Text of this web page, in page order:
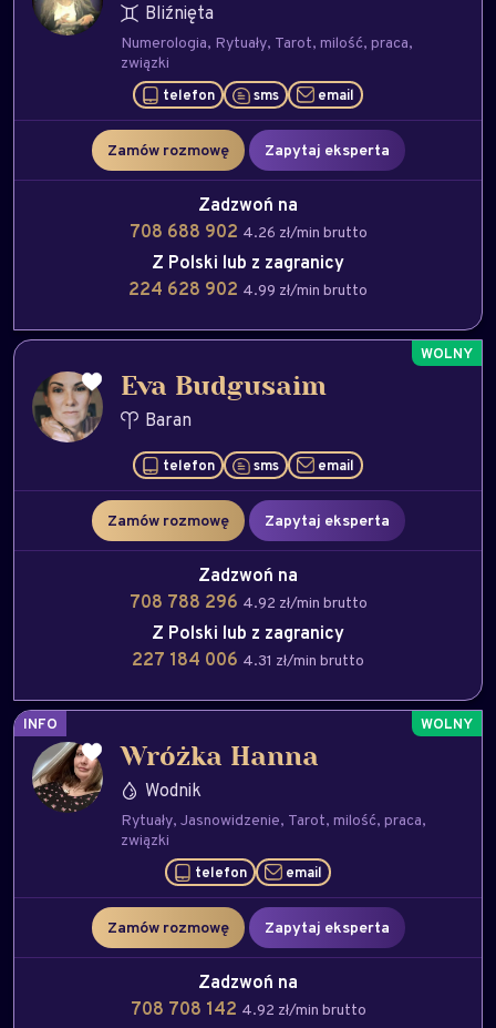
Bliźnięta
Numerologia Rytuały Tarot milość praca
związki
telefon sms email
Zamów rozmowę Zapytaj eksperta
Zadzwoń na
708 688 902 4.26 zł/min brutto
Z Polski lub z zagranicy
224 628 902 4.99 zł/min brutto
Eva Budgusaim
Baran
telefon sms email
Zamów rozmowę Zapytaj eksperta
Zadzwoń na
708 788 296 4.92 zł/min brutto
Z Polski lub z zagranicy
227 184 006 4.31 zł/min brutto
INFO
Wróżka Hanna
Wodnik
Rytuały Jasnowidzenie Tarot milość praca
związki
telefon email
Zamów rozmowę Zapytaj eksperta
Zadzwoń na
708 708 142 4.92 zł/min brutto